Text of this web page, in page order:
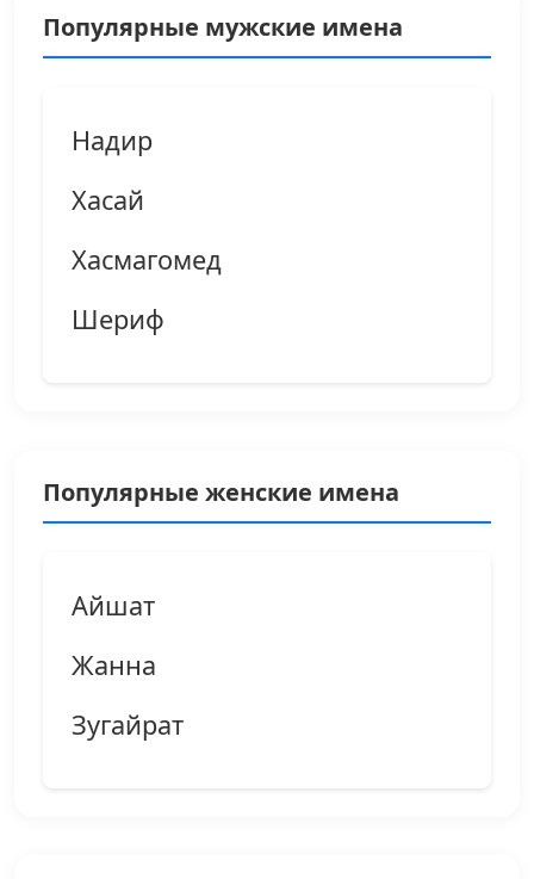
Популярные мужские имена
Надир
Хасай
Хасмагомед
Шериф
Популярные женские имена
Айшат
Жанна
Зугайрат